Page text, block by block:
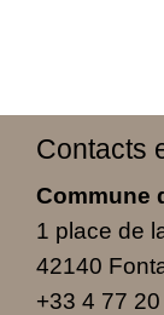
Contacts
Commune
1 place de
42140
+33 4 77